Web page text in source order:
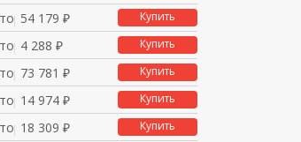
20
54 179 ₽ Купить
50
4 288 ₽ Купить
50
73 781 ₽ Купить
50
14 974 ₽ Купить
50
18 309 ₽ Купить